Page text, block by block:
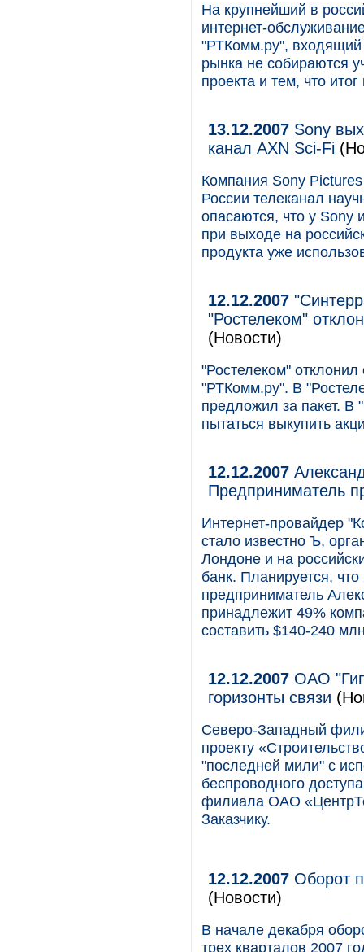
На крупнейший в
интернет-
"РТКомм.ру", входящий
рынка не собираются
проекта и тем, что
13.12.2007 Sony
канал AXN Sci-Fi
Компания Sony
России телеканал
опасаются, что у Sony
при выходе на
продукта уже
12.12.2007
"Ростелеком"
(Новости)
"Ростелеком"
"РТКомм.ру". В
предложил за пакет. В
пытаться выкупить
12.12.2007
Предприниматель
Интернет-провайдер
стало известно Ъ,
Лондоне и на
банк. Планируется,
предприниматель
принадлежит 49%
составить $140-240
12.12.2007 ОАО
горизонты связи
Северо-Западный
проекту
"последней мили" с
беспроводного
филиала ОАО
Заказчику.
12.12.2007 Оборот
(Новости)
В начале декабря
трех кварталов 2007